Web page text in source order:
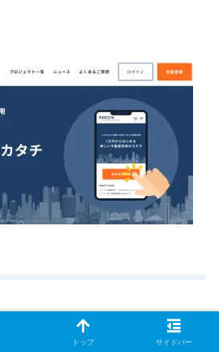
トップ サイドバー